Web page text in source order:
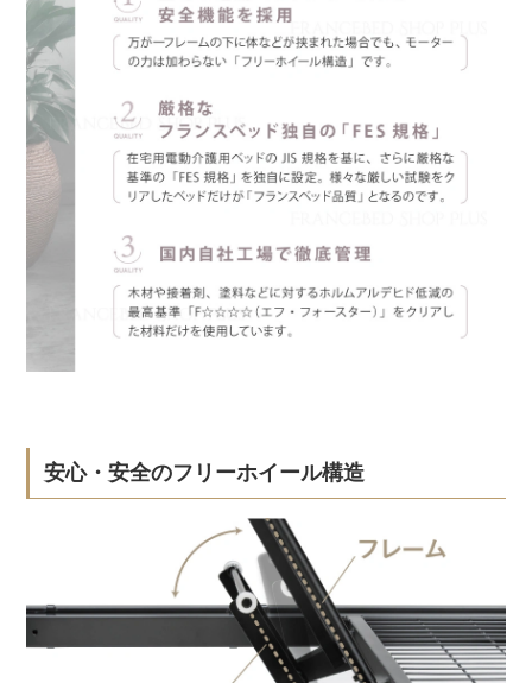
安心・安全のフリーホイール構造